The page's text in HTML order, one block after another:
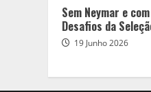
Sem Neymar e
Desafios da
19 Junho 2026